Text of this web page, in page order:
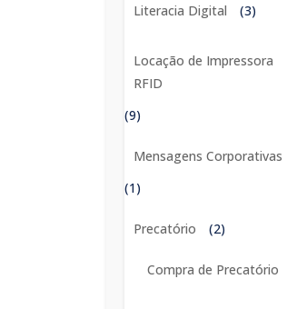
Literacia Digital (3)
Locação de Impressora
RFID
(9)
Mensagens Corporativas
(1)
Precatório (2)
Compra de Precatório